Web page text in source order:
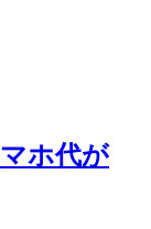
ホ代が